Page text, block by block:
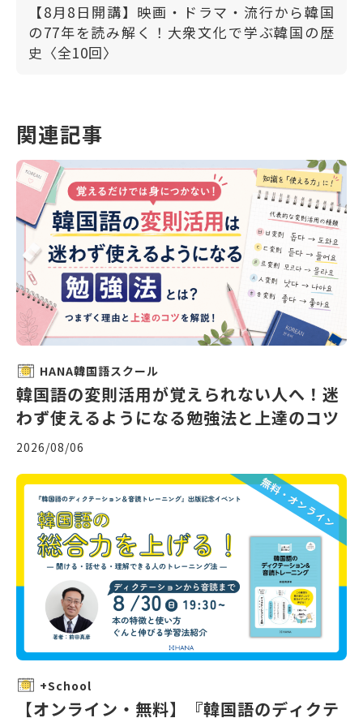
【8月8日開講】映画・ドラマ・流行から韓国
の77年を読み解く！大衆文化で学ぶ韓国の歴
史〈全10回〉
関連記事
HANA韓国語スクール
韓国語の変則活用が覚えられない人へ！迷
わず使えるようになる勉強法と上達のコツ
2026/08/06
+School
【オンライン・無料】『韓国語のディクテ